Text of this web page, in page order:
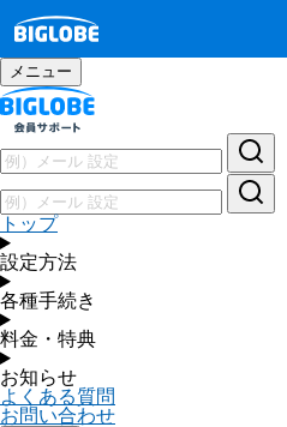
メニュー
トップ
設定方法
各種手続き
料金・特典
お知らせ
よくある質問
お問い合わせ